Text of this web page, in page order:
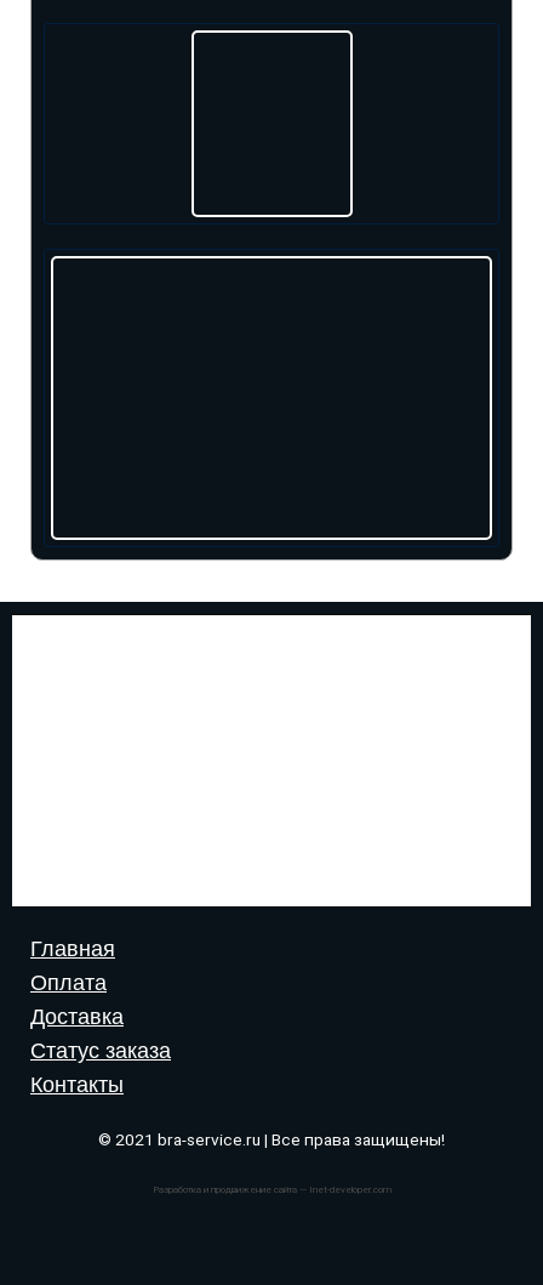
Главная
Оплата
Доставка
Статус заказа
Контакты
© 2021 bra-service.ru | Все права защищены!
Разработка и продвижение сайта — Inet-developer.com